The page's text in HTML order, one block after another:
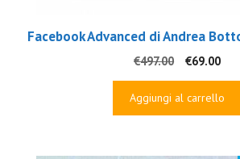
Facebook Advanced di Andrea
€497.00
Il
prezzo
originale
€69.00Il
Aggiungi al carrello